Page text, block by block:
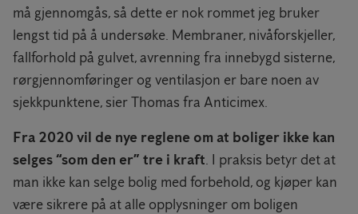
må gjennomgås, så dette er nok rommet jeg bruker
lengst tid på å undersøke. Membraner, nivåforskjeller,
fallforhold på gulvet, avrenning fra innebygd sisterne,
rørgjennomføringer og ventilasjon er bare noen av
sjekkpunktene, sier Thomas fra Anticimex.
Fra 2020 vil de nye reglene om at boliger ikke kan
selges “som den er” tre i kraft. I praksis betyr det at
man ikke kan selge bolig med forbehold, og kjøper kan
være sikrere på at alle opplysninger om boligen